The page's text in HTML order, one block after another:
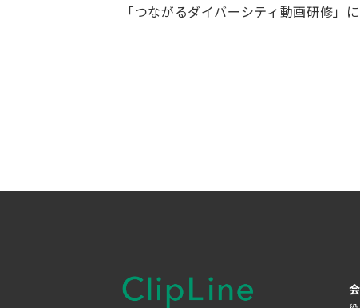
「つながるダイバーシティ動画研修」